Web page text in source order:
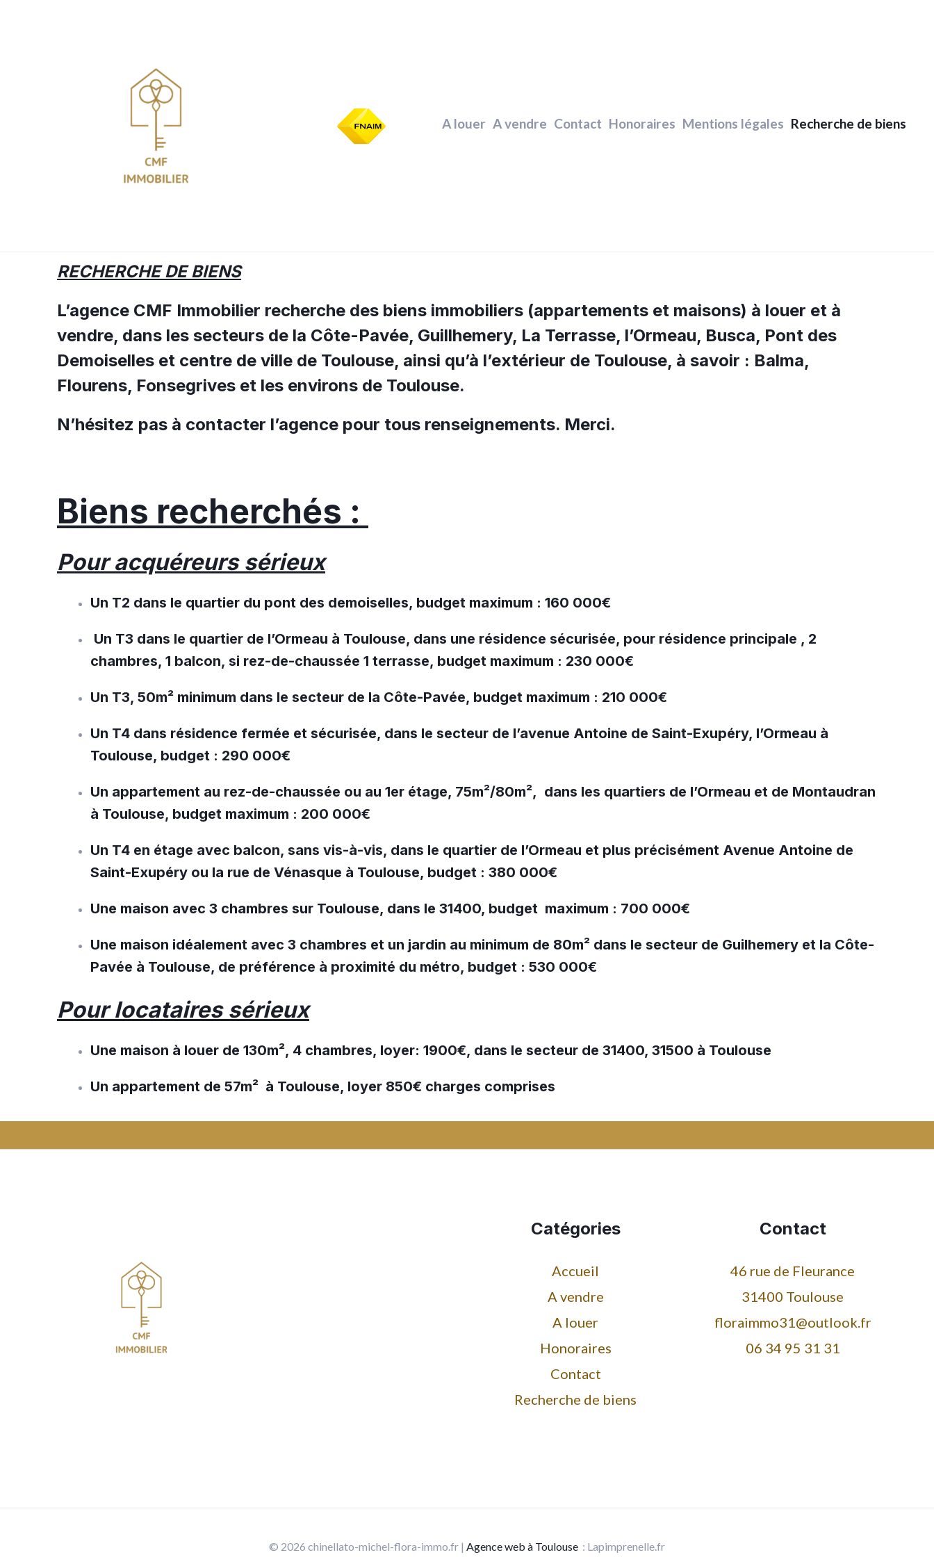
A louer A vendre Contact Honoraires Mentions légales Recherche de biens
RECHERCHE DE BIENS
L’agence CMF Immobilier recherche des biens immobiliers (appartements et maisons) à louer et à
vendre, dans les secteurs de la Côte-Pavée, Guillhemery, La Terrasse, l’Ormeau, Busca, Pont des
Demoiselles et centre de ville de Toulouse, ainsi qu’à l’extérieur de Toulouse, à savoir : Balma,
Flourens, Fonsegrives et les environs de Toulouse.
N’hésitez pas à contacter l’agence pour tous renseignements. Merci.
Biens recherchés :
Pour acquéreurs sérieux
Un T2 dans le quartier du pont des demoiselles, budget maximum : 160 000€
Un T3 dans le quartier de l’Ormeau à Toulouse, dans une résidence sécurisée, pour résidence principale , 2
chambres, 1 balcon, si rez-de-chaussée 1 terrasse, budget maximum : 230 000€
Un T3, 50m² minimum dans le secteur de la Côte-Pavée, budget maximum : 210 000€
Un T4 dans résidence fermée et sécurisée, dans le secteur de l’avenue Antoine de Saint-Exupéry, l’Ormeau à
Toulouse, budget : 290 000€
Un appartement au rez-de-chaussée ou au 1er étage, 75m²/80m², dans les quartiers de l’Ormeau et de Montaudran
à Toulouse, budget maximum : 200 000€
Un T4 en étage avec balcon, sans vis-à-vis, dans le quartier de l’Ormeau et plus précisément Avenue Antoine de
Saint-Exupéry ou la rue de Vénasque à Toulouse, budget : 380 000€
Une maison avec 3 chambres sur Toulouse, dans le 31400, budget maximum : 700 000€
Une maison idéalement avec 3 chambres et un jardin au minimum de 80m² dans le secteur de Guilhemery et la Côte-
Pavée à Toulouse, de préférence à proximité du métro, budget : 530 000€
Pour locataires sérieux
Une maison à louer de 130m², 4 chambres, loyer: 1900€, dans le secteur de 31400, 31500 à Toulouse
Un appartement de 57m² à Toulouse, loyer 850€ charges comprises
Catégories
Accueil
A vendre
A louer
Honoraires
Contact
Recherche de biens
Contact
46 rue de Fleurance
31400 Toulouse
floraimmo31@outlook.fr
06 34 95 31 31
© 2026 chinellato-michel-flora-immo.fr | Agence web à Toulouse : Lapimprenelle.fr